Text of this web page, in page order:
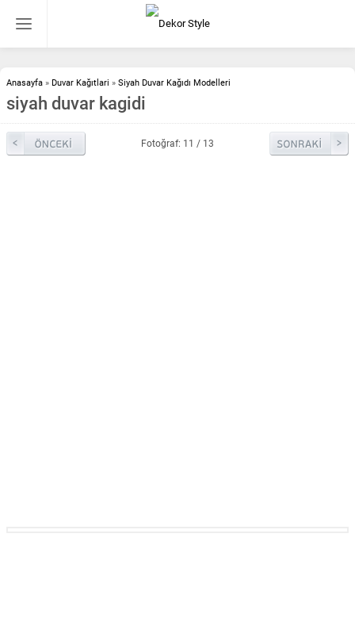
Anasayfa » Duvar Kağıtlari » Siyah Duvar Kağıdı Modelleri
siyah duvar kagidi
Fotoğraf: 11 / 13